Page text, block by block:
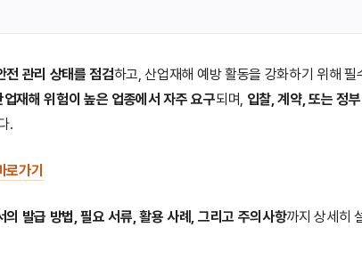
전 관리 상태를 점검하고, 산업재해 예방 활동을 강화하기 위해 필
재해 위험이 높은 업종에서 자주 요구되며, 입찰, 계약, 또는 정
.
가기
의 발급 방법, 필요 서류, 활용 사례, 그리고 주의사항까지 상세히